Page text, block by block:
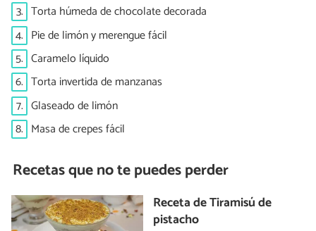
3. Torta húmeda de chocolate decorada
4. Pie de limón y merengue fácil
5. Caramelo líquido
6. Torta invertida de manzanas
7. Glaseado de limón
8. Masa de crepes fácil
Recetas que no te puedes perder
Receta de Tiramisú de
pistacho